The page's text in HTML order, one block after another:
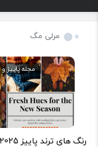
مرلی مگ
مجله پاییز